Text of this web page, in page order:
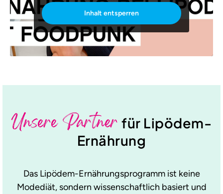
Inhalt entsperren
Unsere Partner für Lipödem-
Ernährung
Das Lipödem-Ernährungsprogramm ist keine
Modediät, sondern wissenschaftlich basiert und